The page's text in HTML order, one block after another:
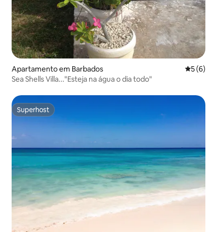
Apartamento em Barbados
5 (6)
Sea Shells Villa..."Esteja na água o dia todo"
Superhost
Superhost